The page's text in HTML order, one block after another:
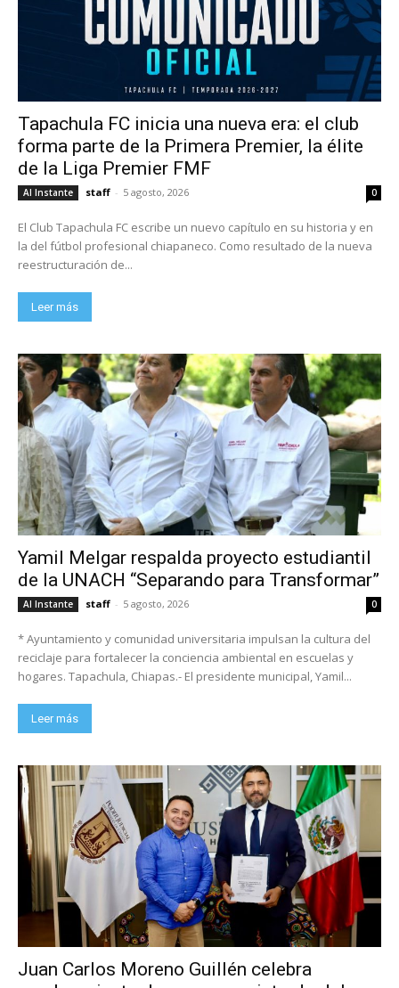
Tapachula FC inicia una nueva era: el club
forma parte de la Primera Premier, la élite
de la Liga Premier FMF
Al Instante staff - 5 agosto, 2026 0
El Club Tapachula FC escribe un nuevo capítulo en su historia y en
la del fútbol profesional chiapaneco. Como resultado de la nueva
reestructuración de...
Leer más
Yamil Melgar respalda proyecto estudiantil
de la UNACH “Separando para Transformar”
Al Instante staff - 5 agosto, 2026 0
* Ayuntamiento y comunidad universitaria impulsan la cultura del
reciclaje para fortalecer la conciencia ambiental en escuelas y
hogares. Tapachula, Chiapas.- El presidente municipal, Yamil...
Leer más
Juan Carlos Moreno Guillén celebra